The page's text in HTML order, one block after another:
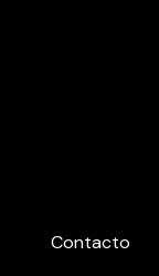
Contacto